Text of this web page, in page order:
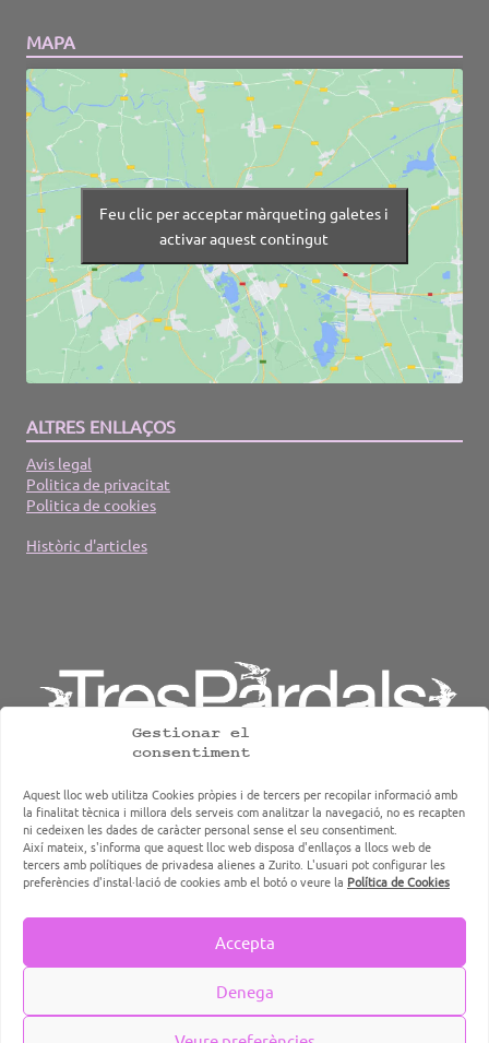
Gestionar el
consentiment
Aquest lloc web utilitza Cookies pròpies i de tercers per recopilar informació amb
la finalitat tècnica i millora dels serveis com analitzar la navegació, no es recapten
ni cedeixen les dades de caràcter personal sense el seu consentiment.
Així mateix, s'informa que aquest lloc web disposa d'enllaços a llocs web de
tercers amb polítiques de privadesa alienes a Zurito. L'usuari pot configurar les
preferències d'instal·lació de cookies amb el botó o veure la Política de Cookies
Accepta
Denega
MAPA
Feu clic per acceptar màrqueting galetes i
activar aquest contingut
ALTRES ENLLAÇOS
Avis legal
Politica de privacitat
Politica de cookies
Històric d'articles
TresPardals, grup d'hostaleria, restauració i caterings de
Terrassa
Dieres.com
Restaurant a Terrassa. Vins, cuina de mercat i producte de temporada | ©